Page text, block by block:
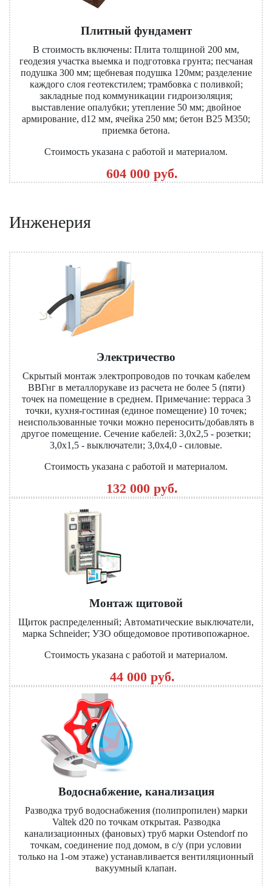
Плитный фундамент
В стоимость включены: Плита толщиной 200 мм,
геодезия участка выемка и подготовка грунта; песчаная
подушка 300 мм; щебневая подушка 120мм; разделение
каждого слоя геотекстилем; трамбовка с поливкой;
закладные под коммуникации гидроизоляция;
выставление опалубки; утепление 50 мм; двойное
армирование, d12 мм, ячейка 250 мм; бетон В25 М350;
приемка бетона.
Стоимость указана с работой и материалом.
604 000 руб.
Инженерия
Электричество
Скрытый монтаж электропроводов по точкам кабелем
ВВГнг в металлорукаве из расчета не более 5 (пяти)
точек на помещение в среднем. Примечание: терраса 3
точки, кухня-гостиная (единое помещение) 10 точек;
неиспользованные точки можно переносить/добавлять в
другое помещение. Сечение кабелей: 3,0x2,5 - розетки;
3,0x1,5 - выключатели; 3,0x4,0 - силовые.
Стоимость указана с работой и материалом.
132 000 руб.
Монтаж щитовой
Щиток распределенный; Автоматические выключатели,
марка Schneider; УЗО общедомовое противопожарное.
Стоимость указана с работой и материалом.
44 000 руб.
Водоснабжение, канализация
Разводка труб водоснабжения (полипропилен) марки
Valtek d20 по точкам открытая. Разводка
канализационных (фановых) труб марки Ostendorf по
точкам, соединение под домом, в с/у (при условии
только на 1-ом этаже) устанавливается вентиляционный
вакуумный клапан.